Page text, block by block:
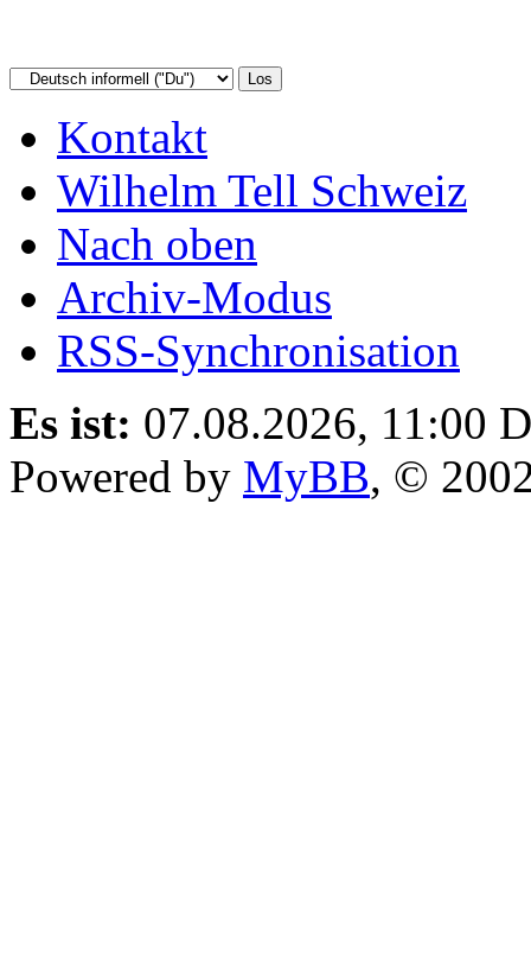
Kontakt
Wilhelm Tell Schweiz
Nach oben
Archiv-Modus
RSS-Synchronisation
Es ist: 07.08.2026, 11:00
Powered by MyBB, ©